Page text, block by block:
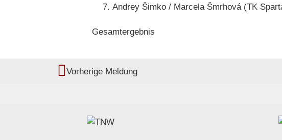
Andrey Šimko / Marcela Šmrhová (TK
Gesamtergebnis
Vorherige Meldung